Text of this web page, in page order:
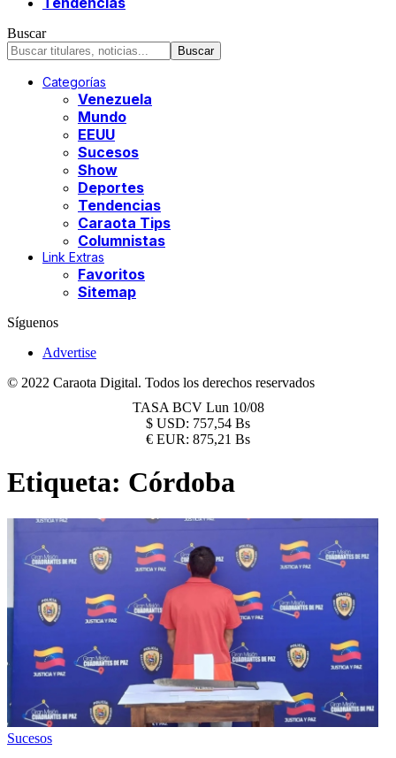
Buscar
Categorías
Venezuela
Mundo
EEUU
Sucesos
Show
Deportes
Tendencias
Caraota Tips
Columnistas
Link Extras
Favoritos
Sitemap
Síguenos
Advertise
© 2022 Caraota Digital. Todos los derechos reservados
TASA BCV Lun 10/08
$ USD: 757,54 Bs
€ EUR: 875,21 Bs
Etiqueta: Córdoba
Sucesos